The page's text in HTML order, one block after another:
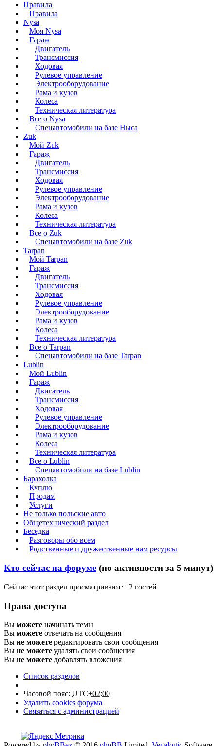
Правила
Правила
Nysa
Моя Nysa
Гараж
Двигатель
Трансмиссия
Ходовая
Рулевое управление
Электрооборудование
Рама и кузов
Колеса
Техническая литература
Все о Nysa
Спецавтомобили на базе Ныса
Zuk
Мой Zuk
Гараж
Двигатель
Трансмиссия
Ходовая
Рулевое управление
Электрооборудование
Рама и кузов
Колеса
Техническая литература
Все о Zuk
Спецавтомобили на базе Zuk
Tarpan
Мой Tarpan
Гараж
Двигатель
Трансмиссия
Ходовая
Рулевое управление
Электрооборудование
Рама и кузов
Колеса
Техническая литература
Все о Tarpan
Спецавтомобили на базе Tarpan
Lublin
Мой Lublin
Гараж
Двигатель
Трансмиссия
Ходовая
Рулевое управление
Электрооборудование
Рама и кузов
Колеса
Техническая литература
Все о Lublin
Спецавтомобили на базе Lublin
Барахолка
Куплю
Продам
Услуги
Не только польские авто
Общетехнический раздел
Беседка
Разговоры обо всем
Родственные и дружественные нам ресурсы
Кто сейчас на форуме (по активности за 5 минут)
Сейчас этот раздел просматривают: 12 гостей
Права доступа
Вы можете начинать темы
Вы можете отвечать на сообщения
Вы не можете редактировать свои сообщения
Вы не можете удалять свои сообщения
Вы не можете добавлять вложения
Список разделов
Часовой пояс: UTC+02:00
Удалить cookies форума
Связаться с администрацией